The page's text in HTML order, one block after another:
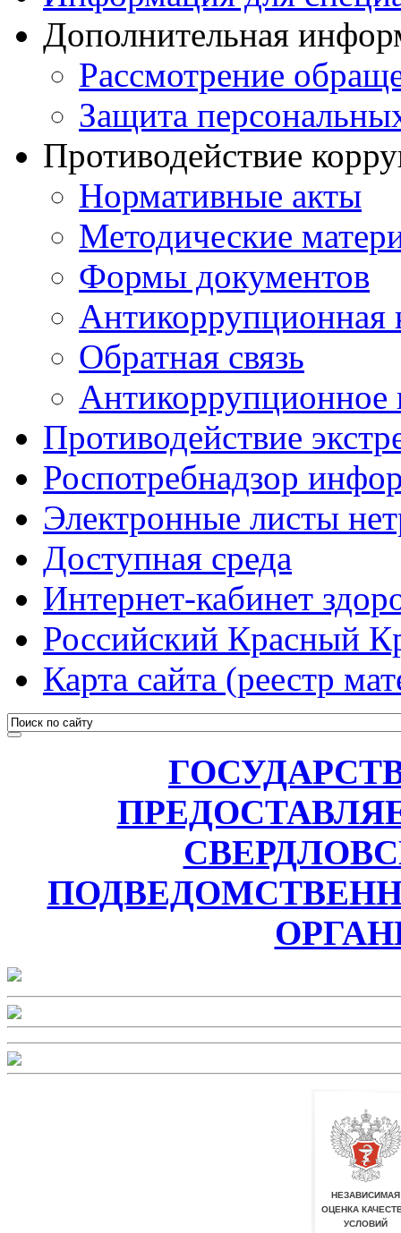
Дополнительная
Рассмотрение
Защита
Противодействие
Нормативные акты
Методические
Формы документов
Антикоррупционная
Обратная связь
Антикоррупционное
Противодействие
Роспотребнадзор
Электронные листы
Доступная среда
Интернет-кабинет
Российский Красный
Карта сайта (реестр